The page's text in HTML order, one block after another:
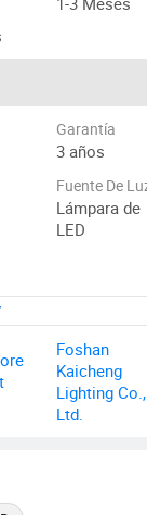
Garantía
3 años
Fuente De
Lámpara de
LED
Foshan
Kaicheng
Lighting Co.,
Ltd.